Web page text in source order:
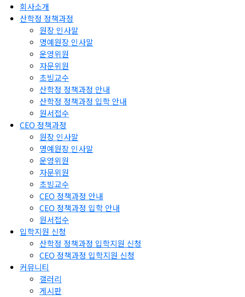
회사소개
산학정 정책과정
원장 인사말
명예원장 인사말
운영위원
자문위원
초빙교수
산학정 정책과정 안내
산학정 정책과정 입학 안내
원서접수
CEO 정책과정
원장 인사말
명예원장 인사말
운영위원
자문위원
초빙교수
CEO 정책과정 안내
CEO 정책과정 입학 안내
원서접수
입학지원 신청
산학정 정책과정 입학지원 신청
CEO 정책과정 입학지원 신청
커뮤니티
갤러리
게시판